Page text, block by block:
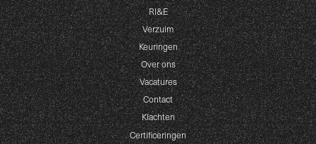
RI&E
Verzuim
Keuringen
Over ons
Vacatures
Contact
Klachten
Certificeringen